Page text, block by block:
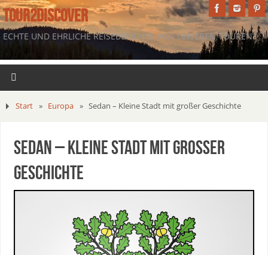
TOUR2DISCOVER
ECHTE UND EHRLICHE REISEBERICHTE VON UNSEREN TOUREN.
Start » Europa » Sedan – Kleine Stadt mit großer Geschichte
Sedan – Kleine Stadt mit großer
Geschichte